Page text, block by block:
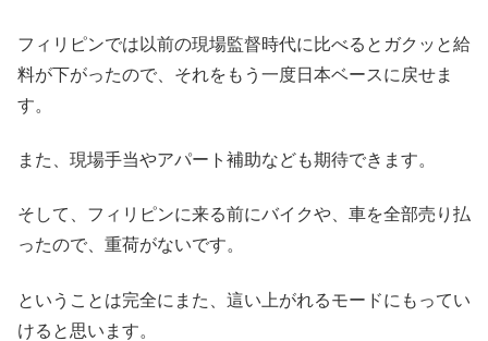
フィリピンでは以前の現場監督時代に比べるとガクッと給
料が下がったので、それをもう一度日本ベースに戻せま
す。
また、現場手当やアパート補助なども期待できます。
そして、フィリピンに来る前にバイクや、車を全部売り払
ったので、重荷がないです。
ということは完全にまた、這い上がれるモードにもってい
けると思います。